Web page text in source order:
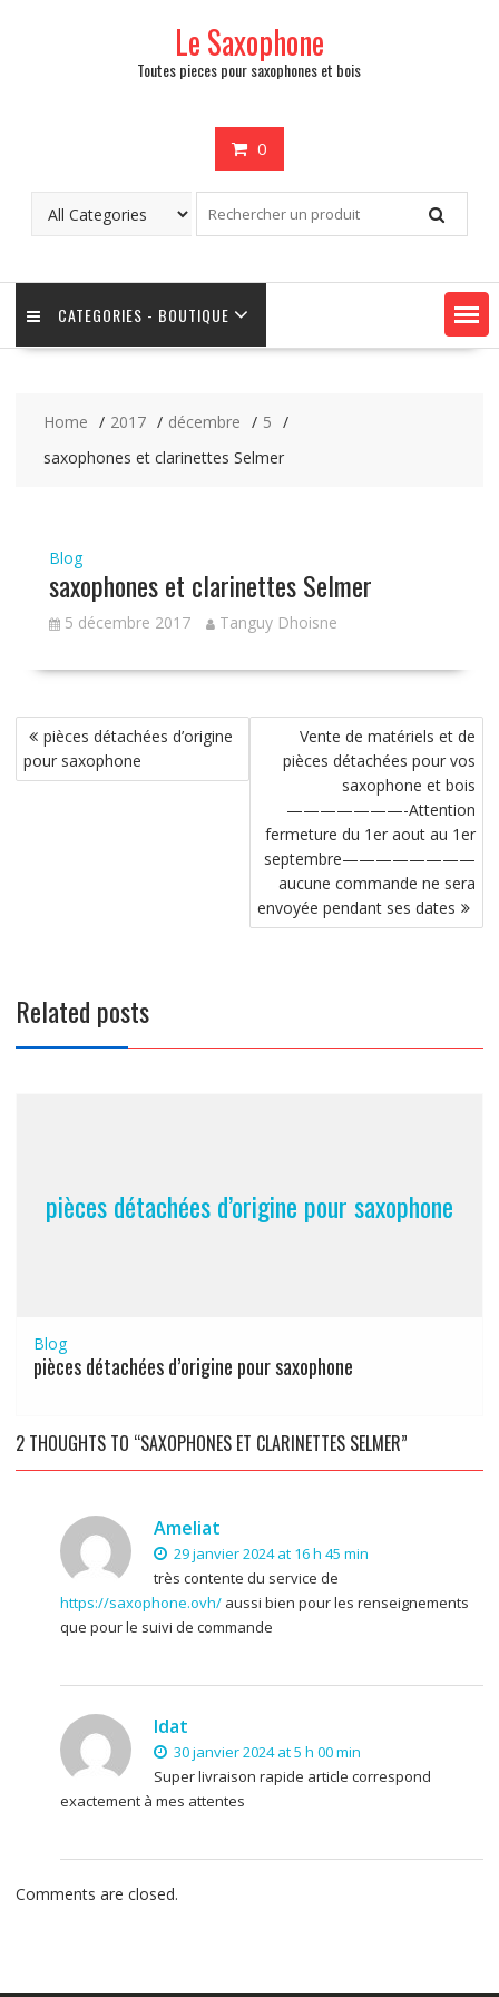
Le Saxophone
Toutes pieces pour saxophones et bois
0
CATEGORIES - BOUTIQUE
Home 2017 décembre
5
saxophones et clarinettes Selmer
Blog
saxophones et clarinettes Selmer
5 décembre 2017 Tanguy Dhoisne
Navigation
de
l’article
pièces détachées d’origine
pour saxophone
Vente de matériels et de
pièces détachées pour vos
saxophone et bois
———————-Attention
fermeture du 1er aout au 1er
septembre————————
aucune commande ne sera
envoyée pendant ses dates
Related posts
pièces détachées d’origine pour saxophone
Blog
pièces détachées d’origine pour saxophone
2 THOUGHTS TO “SAXOPHONES ET CLARINETTES SELMER”
Ameliat
29 janvier 2024 at 16 h 45 min
très contente du service de
https://saxophone.ovh/aussi bien pour les renseignements
que pour le suivi de commande
Idat
30 janvier 2024 at 5 h 00 min
Super livraison rapide article correspond
exactement à mes attentes
Comments are closed.